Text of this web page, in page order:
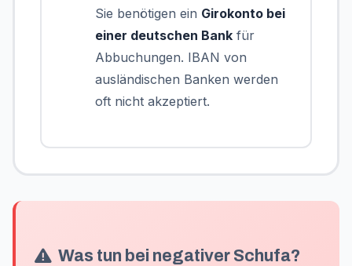
Sie benötigen ein Girokonto bei
einer deutschen Bank für
Abbuchungen. IBAN von
ausländischen Banken werden
oft nicht akzeptiert.
Was tun bei negativer Schufa?